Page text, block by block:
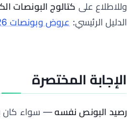
وللاطلاع على كتالوج البونصات
الدليل الرئيسي: عروض وبونصات XM 2026
الإجابة المختصرة
رصيد البونص نفسه— سواء كان